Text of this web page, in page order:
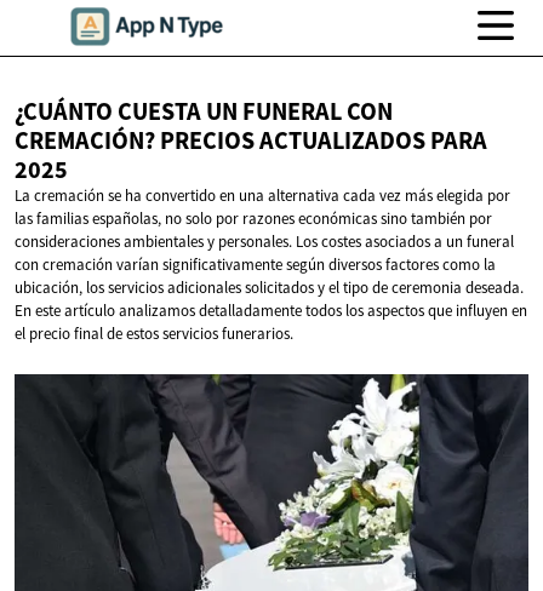
¿CUÁNTO CUESTA UN FUNERAL CON
CREMACIÓN? PRECIOS ACTUALIZADOSPARA
2025
La cremación se ha convertido en una alternativa cada vez más elegida por
las familias españolas, no solo por razones económicas sino también por
consideraciones ambientales y personales. Los costes asociados a un funeral
con cremación varían significativamente según diversos factores como la
ubicación, los servicios adicionales solicitados y el tipo de ceremonia deseada.
En este artículo analizamos detalladamente todos los aspectos que influyen en
el precio final de estos servicios funerarios.